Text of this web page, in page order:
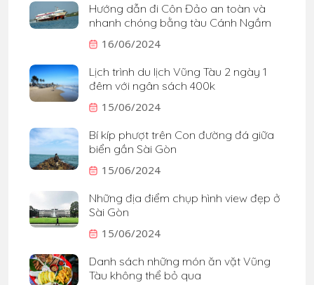
Hướng dẫn đi Côn Đảo an toàn và
nhanh chóng bằng tàu Cánh Ngầm
16/06/2024
Lịch trình du lịch Vũng Tàu 2 ngày 1
đêm với ngân sách 400k
15/06/2024
Bí kíp phượt trên Con đường đá giữa
biển gần Sài Gòn
15/06/2024
Những địa điểm chụp hình view đẹp ở
Sài Gòn
15/06/2024
Danh sách những món ăn vặt Vũng
Tàu không thể bỏ qua